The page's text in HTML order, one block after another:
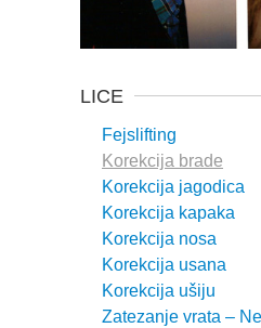
LICE
Fejslifting
Korekcija brade
Korekcija jagodica
Korekcija kapaka
Korekcija nosa
Korekcija usana
Korekcija ušiju
Zatezanje vrata –